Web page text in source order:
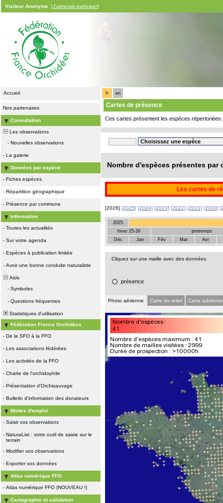
Visiteur Anonyme [J'aimerais participer]
Accueil
Nos partenaires
Consultation
Les observations
- Nouvelles observations
- La galerie
Données par espèce
- Fiches espèces
- Répartition géographique
- Présence par commune
Information
- Toutes les actualités
- Sur votre agenda
- Espèces à publication limitée
- Avoir une bonne conduite naturaliste
Aide
- Symboles
- Questions fréquentes
Statistiques d'utilisation
Fédération France Orchidées
- De la SFO à la FFO
- Les associations fédérées
- Les activités de la FFO
- Charte de l'orchidophile
- Présentation d'Orchisauvage
- Bulletin d'information des donateurs
Modes d'emploi
- Saisir vos observations
- NaturaList : votre outil de saisie sur le
terrain
- Modifier vos observations
- Exporter vos données
Atlas numérique FFO
- Atlas numérique FFO (NOUVEAU !)
Cartographie et validation
fr en
Cartes de présence
Ces cartes présentent les espèces répertoriées
Nombre d'espèces présentes par
Les cartes de
[2026] [2025] [2024] [2023] [2022] [2021] [2020]
2025
hiver 25-26
printemps
Déc
Jan Fév Mar Avr
Cliquez sur une maille avec des données
présence
Photo aérienne Carte du relief Carte